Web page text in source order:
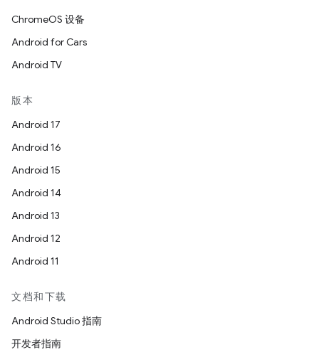
ChromeOS 设备
Android for Cars
Android TV
版本
Android 17
Android 16
Android 15
Android 14
Android 13
Android 12
Android 11
文档和下载
Android Studio 指南
开发者指南